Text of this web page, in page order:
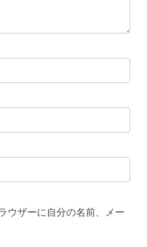
ウザーに自分の名前、メー